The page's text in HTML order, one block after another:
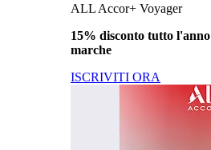
ALL Accor+ Voyager
15% disconto tutto l'anno
marche
ISCRIVITI ORA